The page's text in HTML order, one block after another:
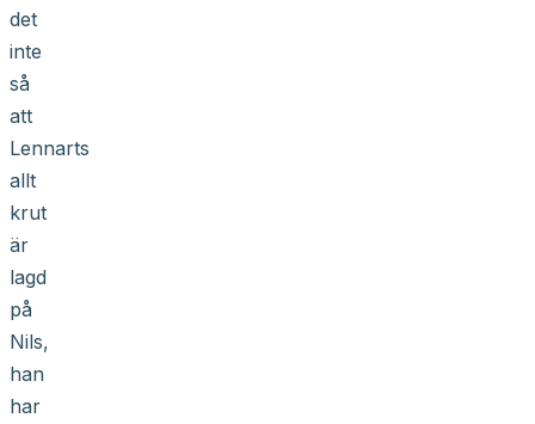
det
inte
så
att
Lennarts
allt
krut
är
lagd
på
Nils,
han
har